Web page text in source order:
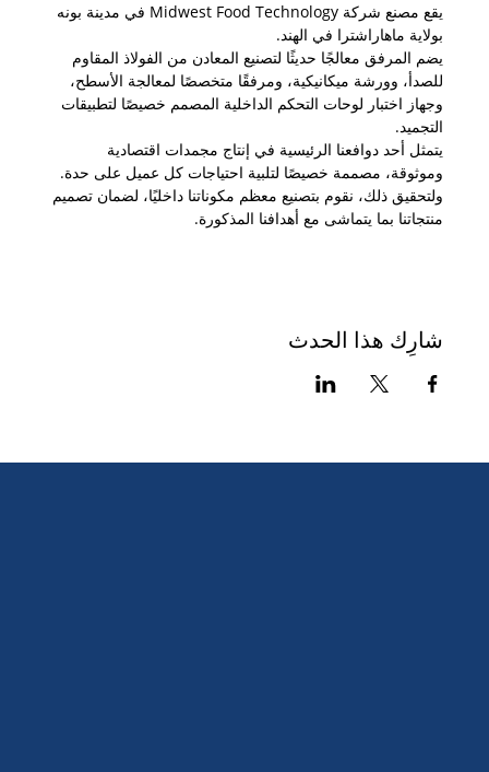
يقع مصنع شركة Midwest Food Technology في مدينة بونه
بولاية ماهاراشترا في الهند.
يضم المرفق معالجًا حديثًا لتصنيع المعادن من الفولاذ المقاوم
للصدأ، وورشة ميكانيكية، ومرفقًا متخصصًا لمعالجة الأسطح،
وجهاز اختبار لوحات التحكم الداخلية المصمم خصيصًا لتطبيقات
التجميد.
يتمثل أحد دوافعنا الرئيسية في إنتاج مجمدات اقتصادية
وموثوقة، مصممة خصيصًا لتلبية احتياجات كل عميل على حدة.
ولتحقيق ذلك، نقوم بتصنيع معظم مكوناتنا داخليًا، لضمان تصميم
منتجاتنا بما يتماشى مع أهدافنا المذكورة.
شارِك هذا الحدث